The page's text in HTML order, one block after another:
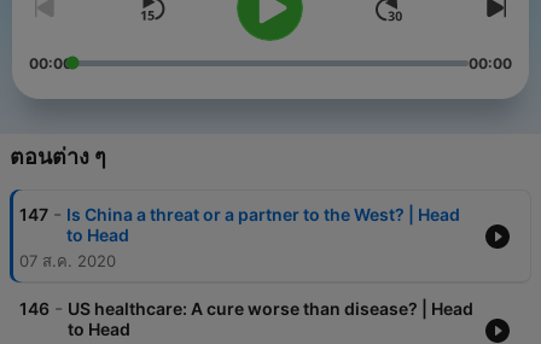
00:00 00:00
ตอนต่าง ๆ
147 - Is China a threat or a partner to the West? | Head
to Head
07 ส.ค. 2020
146 - US healthcare: A cure worse than disease? | Head
to Head